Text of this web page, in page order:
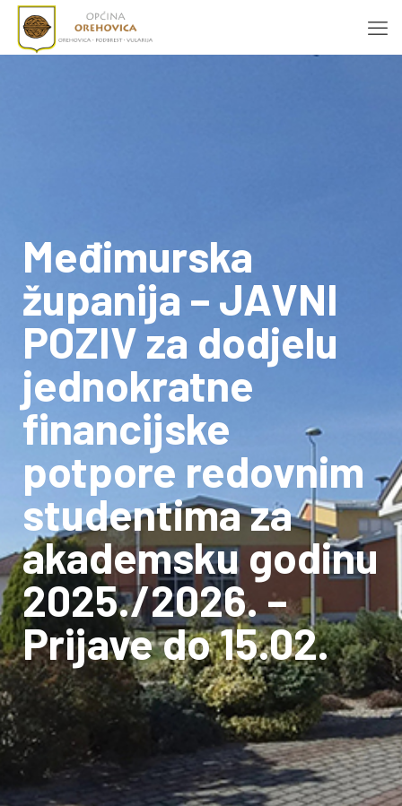
Međimurska
županija – JAVNI
POZIV za dodjelu
jednokratne
financijske
potpore redovnim
studentima za
akademsku godinu
2025./2026. –
Prijave do 15.02.